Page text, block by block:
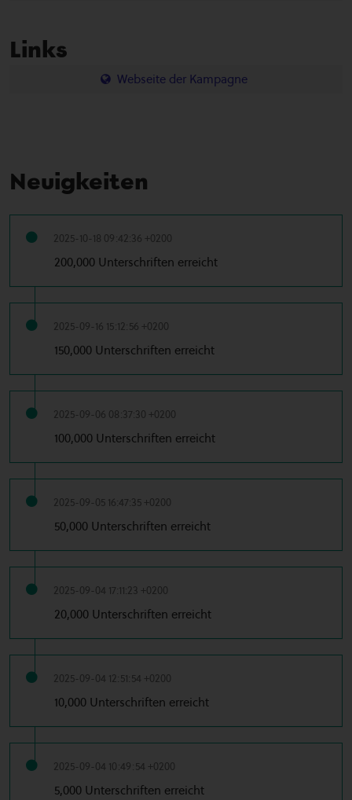
Links
Webseite der Kampagne
Neuigkeiten
2025-10-18 09:42:36 +0200
200,000 Unterschriften erreicht
2025-09-16 15:12:56 +0200
150,000 Unterschriften erreicht
2025-09-06 08:37:30 +0200
100,000 Unterschriften erreicht
2025-09-05 16:47:35 +0200
50,000 Unterschriften erreicht
2025-09-04 17:11:23 +0200
20,000 Unterschriften erreicht
2025-09-04 12:51:54 +0200
10,000 Unterschriften erreicht
2025-09-04 10:49:54 +0200
5,000 Unterschriften erreicht